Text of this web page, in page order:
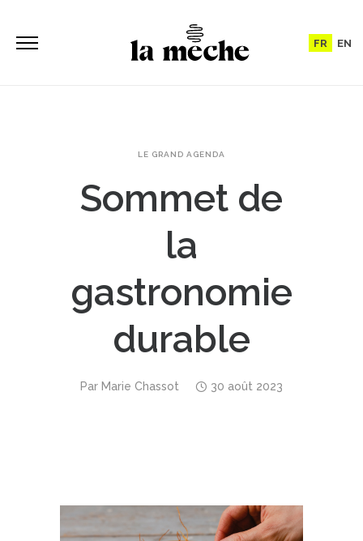
FR EN
LE GRAND AGENDA
Sommet de
la
gastronomie
durable
Par Marie Chassot 30 août 2023